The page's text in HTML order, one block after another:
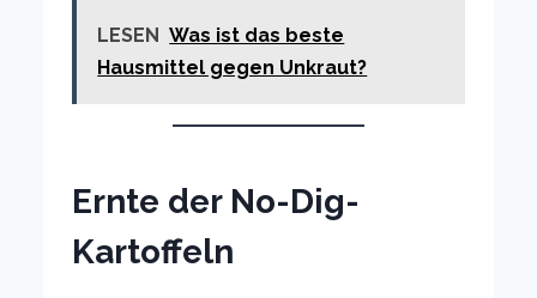
LESEN Was ist das beste
Hausmittel gegen Unkraut?
Ernte der No-Dig-
Kartoffeln